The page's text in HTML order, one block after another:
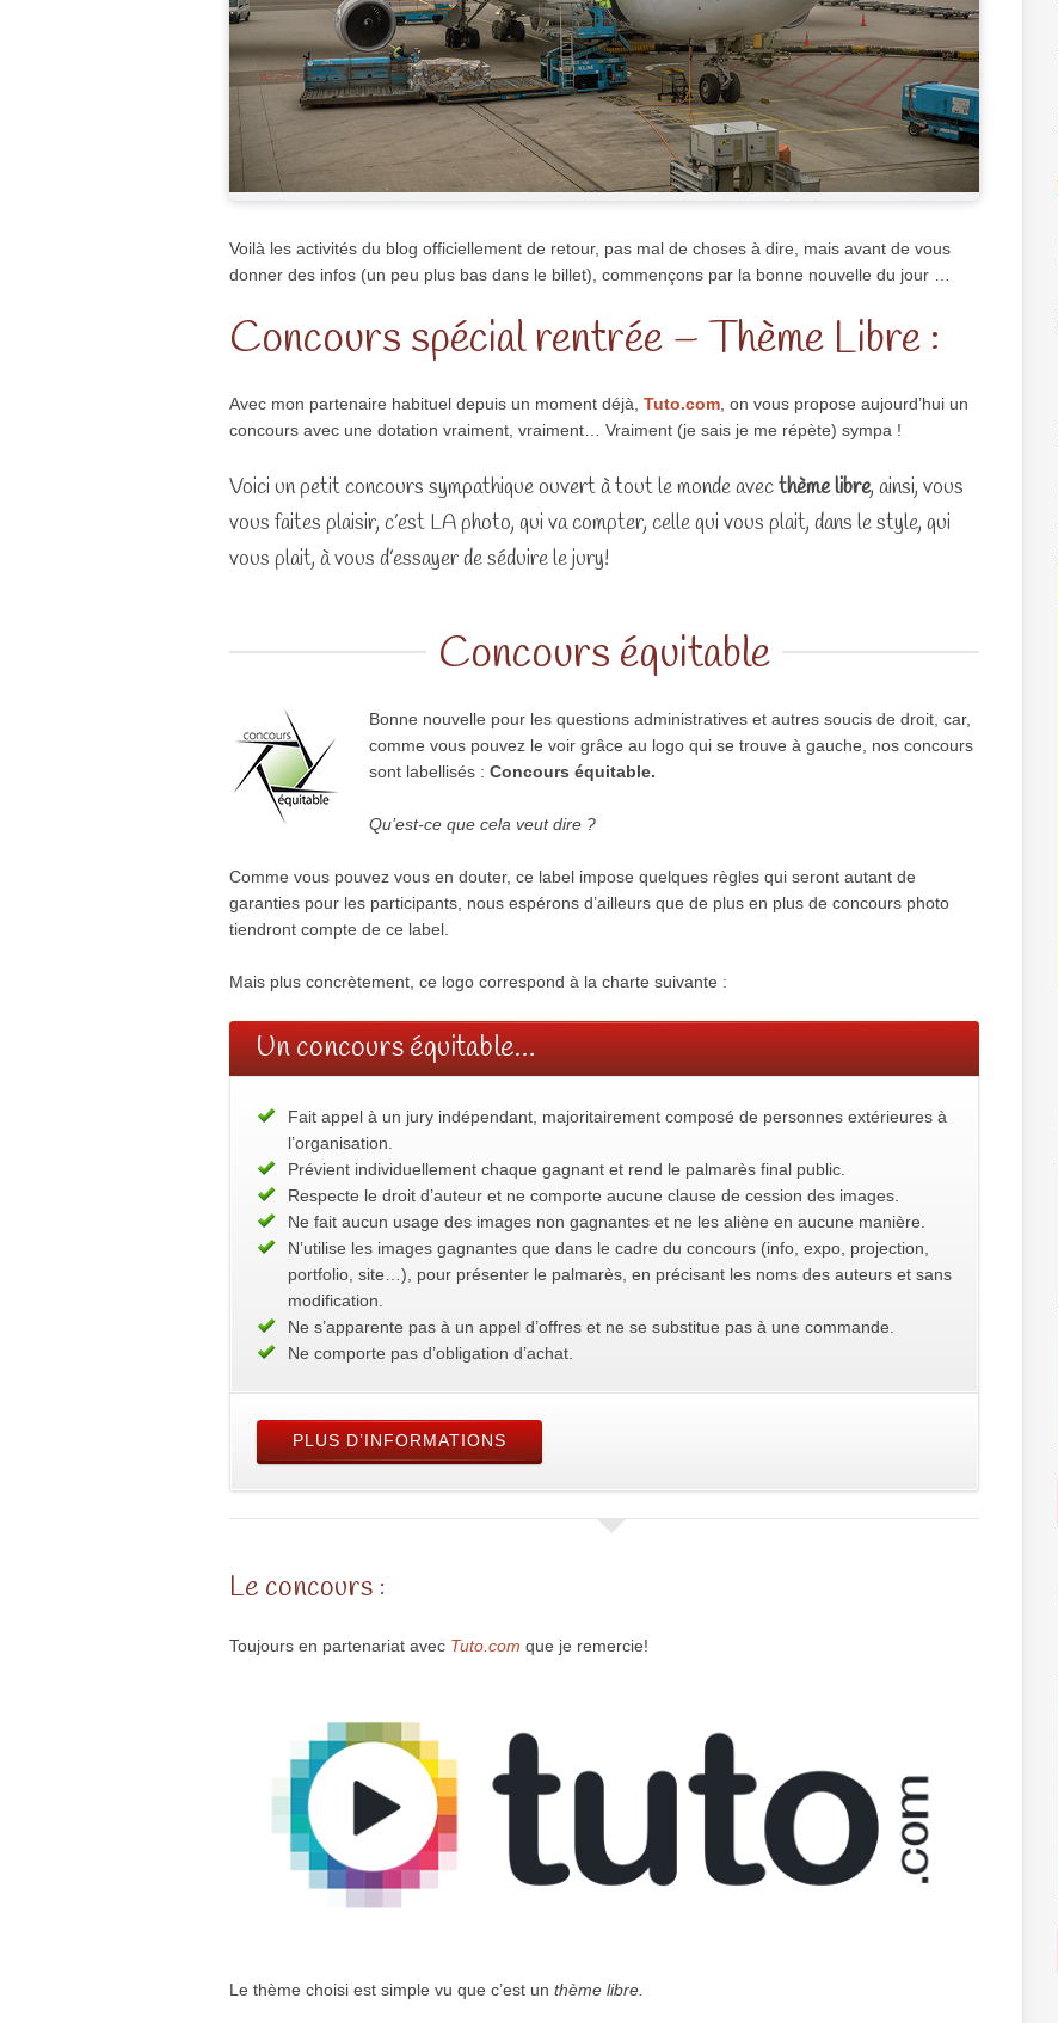
Voilà les activités du blog officiellement de retour, pas mal de choses à dire, mais avant de vous
donner des infos (un peu plus bas dans le billet), commençons par la bonne nouvelle du jour …
Concours spécial rentrée – Thème Libre :
Avec mon partenaire habituel depuis un moment déjà, Tuto.com , on vous propose aujourd’hui un
concours avec une dotation vraiment, vraiment… Vraiment (je sais je me répète) sympa !
Voici un petit concours sympathique ouvert à tout le monde avecthème libre, ainsi, vous
vous faites plaisir, c’est LA photo, qui va compter, celle qui vous plait, dans le style, qui
vous plait, à vous d’essayer de séduire le jury!
Concours équitable
Bonne nouvelle pour les questions administratives et autres soucis de droit, car,
comme vous pouvez le voir grâce au logo qui se trouve à gauche, nos concours
sont labellisés : Concours équitable.
Qu’est-ce que cela veut dire ?
Comme vous pouvez vous en douter, ce label impose quelques règles qui seront autant de
garanties pour les participants, nous espérons d’ailleurs que de plus en plus de concours photo
tiendront compte de ce label.
Mais plus concrètement, ce logo correspond à la charte suivante :
Un concours équitable…
Fait appel à un jury indépendant, majoritairement composé de personnes extérieures à
l’organisation.
Prévient individuellement chaque gagnant et rend le palmarès final public.
Respecte le droit d’auteur et ne comporte aucune clause de cession des images.
Ne fait aucun usage des images non gagnantes et ne les aliène en aucune manière.
N’utilise les images gagnantes que dans le cadre du concours (info, expo, projection,
portfolio, site…), pour présenter le palmarès, en précisant les noms des auteurs et sans
modification.
Ne s’apparente pas à un appel d’offres et ne se substitue pas à une commande.
Ne comporte pas d’obligation d’achat.
PLUS D’INFORMATIONS
Le concours :
Toujours en partenariat avec Tuto.com que je remercie!
Le thème choisi est simple vu que c’est un thème libre.